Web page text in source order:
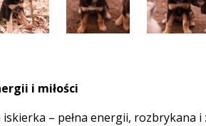
i miłości
– pełna energii, rozbrykana